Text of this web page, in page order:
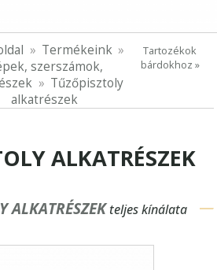
Termékeink
szerszámok,
Tűzőpisztoly
alkatrészek
Tartozékok
bárdokhoz »
ALKATRÉSZEK
ALKATRÉSZEKteljes kínálata